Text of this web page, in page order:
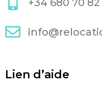
+34 680 70
Lien d’aide